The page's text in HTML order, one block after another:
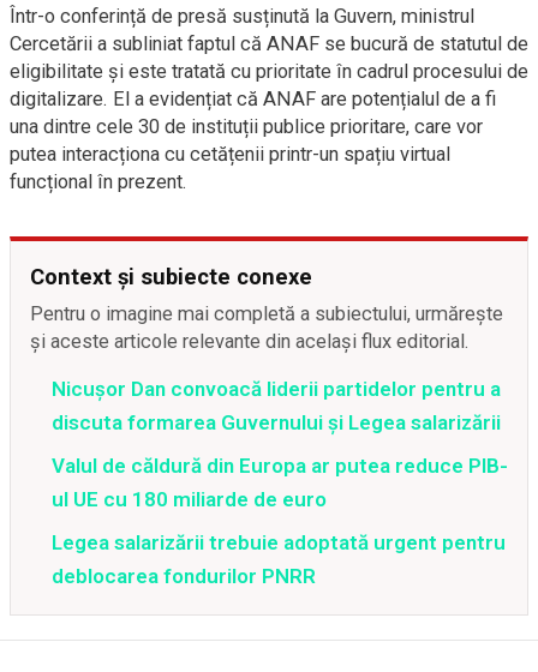
Într-o conferință de presă susținută la Guvern, ministrul
Cercetării a subliniat faptul că ANAF se bucură de statutul de
eligibilitate și este tratată cu prioritate în cadrul procesului de
digitalizare. El a evidențiat că ANAF are potențialul de a fi
una dintre cele 30 de instituții publice prioritare, care vor
putea interacționa cu cetățenii printr-un spațiu virtual
funcțional în prezent.
Context și subiecte conexe
Pentru o imagine mai completă a subiectului, urmărește
și aceste articole relevante din același flux editorial.
Nicușor Dan convoacă liderii partidelor pentru a
discuta formarea Guvernului și Legea salarizării
Valul de căldură din Europa ar putea reduce PIB-
ul UE cu 180 miliarde de euro
Legea salarizării trebuie adoptată urgent pentru
deblocarea fondurilor PNRR